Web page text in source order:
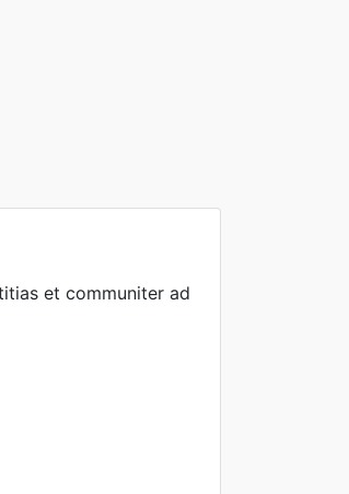
et communiter ad